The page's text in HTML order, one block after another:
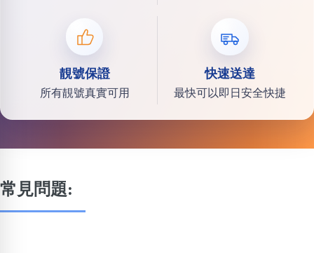
靚號保證
所有靚號真實可用
快速送達
最快可以即日安全快捷
常見問題: